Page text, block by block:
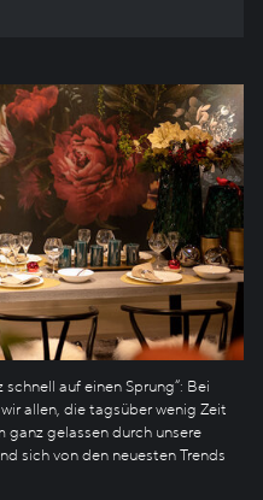
auf einen Sprung“: Bei
allen, die tagsüber wenig Zeit
gelassen durch unsere
sich von den neuesten Trends